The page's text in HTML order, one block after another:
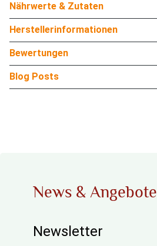
Nährwerte & Zutaten
Herstellerinformationen
Bewertungen
Blog Posts
News & Angebote
Newsletter